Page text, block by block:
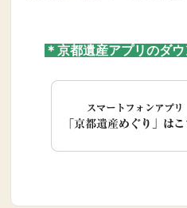
＊京都遺産アプリのダ